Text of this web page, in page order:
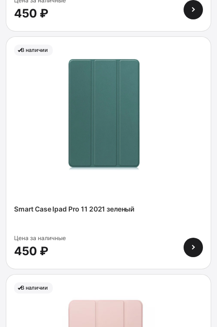
450 ₽
В наличии
Smart Case Ipad Pro 11 2021 зеленый
Цена за наличные
450 ₽
В наличии